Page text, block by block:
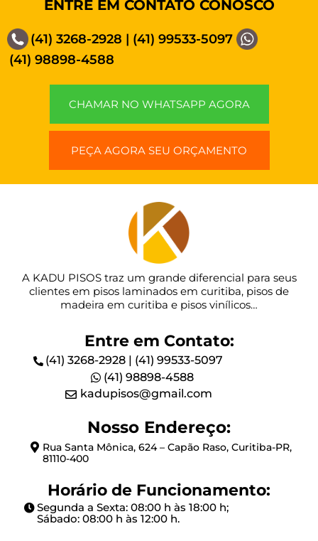
ENTRE EM CONTATO CONOSCO
(41) 3268-2928 | (41) 99533-5097
(41) 98898-4588
CHAMAR NO WHATSAPP AGORA
PEÇA AGORA SEU ORÇAMENTO
A KADU PISOS traz um grande diferencial para seus
clientes em pisos laminados em curitiba, pisos de
madeira em curitiba e pisos vinílicos…
Entre em Contato:
(41) 3268-2928 | (41) 99533-5097
(41) 98898-4588
kadupisos@gmail.com
Nosso Endereço:
Rua Santa Mônica, 624 – Capão Raso, Curitiba-PR,
81110-400
Horário de Funcionamento:
Segunda a Sexta: 08:00 h às 18:00 h;
Sábado: 08:00 h às 12:00 h.